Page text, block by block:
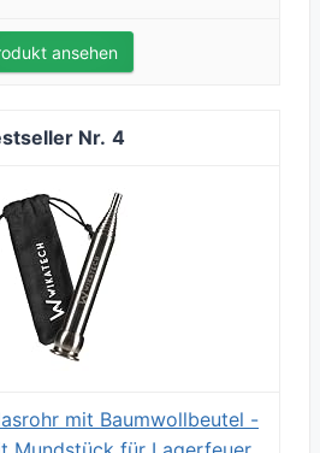
ansehen
4
mit Baumwollbeutel -